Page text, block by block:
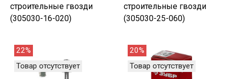
строительные гвозди
(305030-16-020)
строительные гвозди
(305030-25-060)
22%
Товар отсутствует
20%
Товар отсутствует